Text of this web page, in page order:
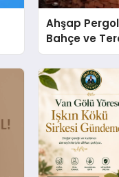
Ahşap
Bahçe ve
Tasarım